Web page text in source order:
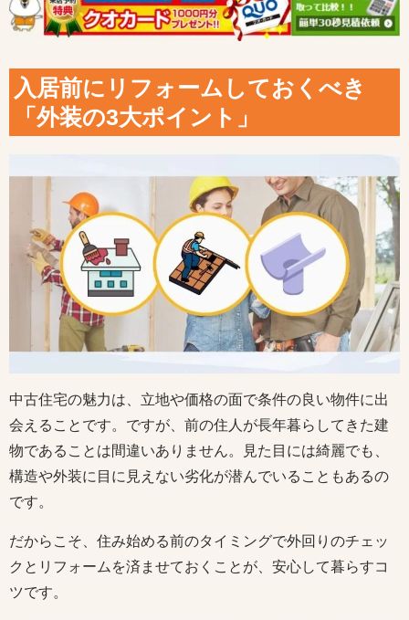
入居前にリフォームしておくべき
「外装の3大ポイント」
中古住宅の魅力は、立地や価格の面で条件の良い物件に出
会えることです。ですが、前の住人が長年暮らしてきた建
物であることは間違いありません。見た目には綺麗でも、
構造や外装に目に見えない劣化が潜んでいることもあるの
です。
だからこそ、住み始める前のタイミングで外回りのチェッ
クとリフォームを済ませておくことが、安心して暮らすコ
ツです。